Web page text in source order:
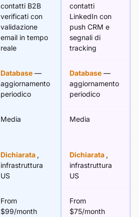
contatti B2B
verificati con
validazione
email in tempo
reale
contatti
LinkedIn con
push CRM e
segnali di
tracking
Database —
aggiornamento
periodico
Database —
aggiornamento
periodico
Media Media
Dichiarata ,
infrastruttura
US
Dichiarata ,
infrastruttura
US
From
$99/month
From
$75/month